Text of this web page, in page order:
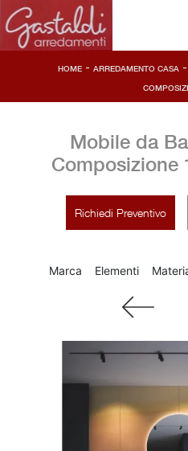
HOME- ARREDAMENTO CASA-
Mobile da
Composizione
Richiedi Preventivo
Marca Elementi